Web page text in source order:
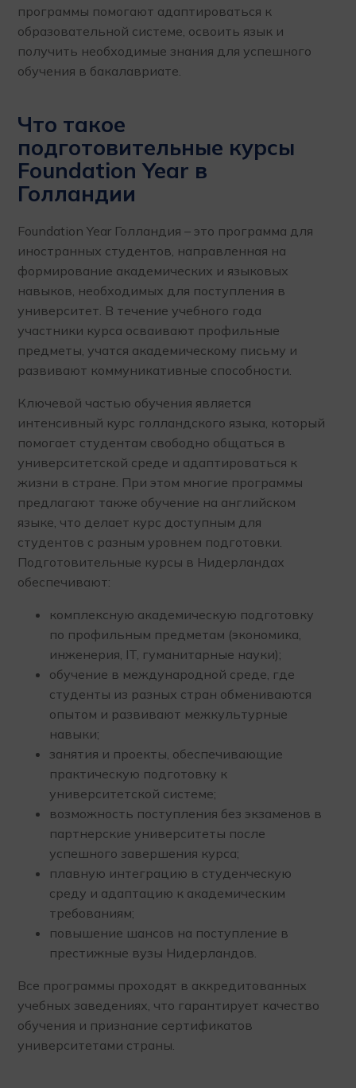
программы помогают адаптироваться к
образовательной системе, освоить язык и
получить необходимые знания для успешного
обучения в бакалавриате.
Что такое
подготовительные курсы
Foundation Year в
Голландии
Foundation Year Голландия – это программа для
иностранных студентов, направленная на
формирование академических и языковых
навыков, необходимых для поступления в
университет. В течение учебного года
участники курса осваивают профильные
предметы, учатся академическому письму и
развивают коммуникативные способности.
Ключевой частью обучения является
интенсивный курс голландского языка, который
помогает студентам свободно общаться в
университетской среде и адаптироваться к
жизни в стране. При этом многие программы
предлагают также обучение на английском
языке, что делает курс доступным для
студентов с разным уровнем подготовки.
Подготовительные курсы в Нидерландах
обеспечивают:
комплексную академическую подготовку
по профильным предметам (экономика,
инженерия, IT, гуманитарные науки);
обучение в международной среде, где
студенты из разных стран обмениваются
опытом и развивают межкультурные
навыки;
занятия и проекты, обеспечивающие
практическую подготовку к
университетской системе;
возможность поступления без экзаменов в
партнерские университеты после
успешного завершения курса;
плавную интеграцию в студенческую
среду и адаптацию к академическим
требованиям;
повышение шансов на поступление в
престижные вузы Нидерландов.
Все программы проходят в аккредитованных
учебных заведениях, что гарантирует качество
обучения и признание сертификатов
университетами страны.